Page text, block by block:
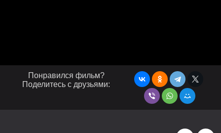
Понравился фильм?
Поделитесь с друзьями: